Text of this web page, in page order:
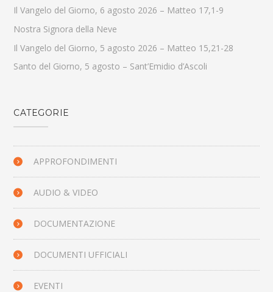
Il Vangelo del Giorno, 6 agosto 2026 – Matteo 17,1-9
Nostra Signora della Neve
Il Vangelo del Giorno, 5 agosto 2026 – Matteo 15,21-28
Santo del Giorno, 5 agosto – Sant’Emidio d’Ascoli
CATEGORIE
APPROFONDIMENTI
AUDIO & VIDEO
DOCUMENTAZIONE
DOCUMENTI UFFICIALI
EVENTI